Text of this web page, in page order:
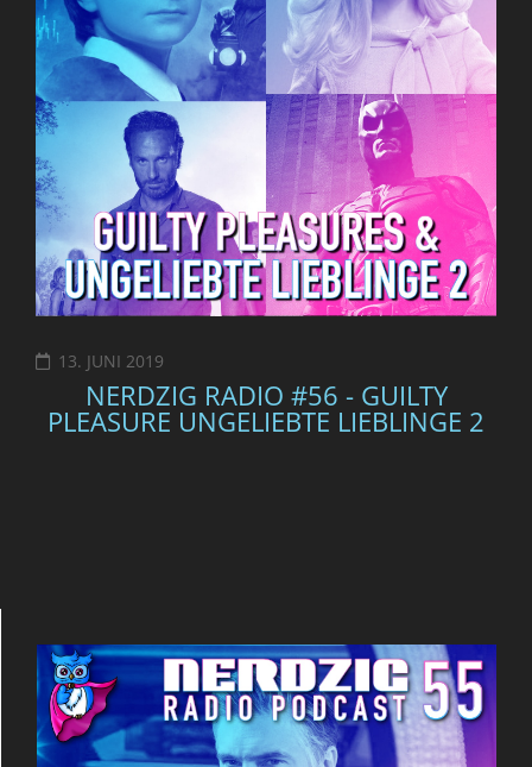
13. JUNI 2019
NERDZIG RADIO #56 - GUILTY
PLEASURE UNGELIEBTE LIEBLINGE 2